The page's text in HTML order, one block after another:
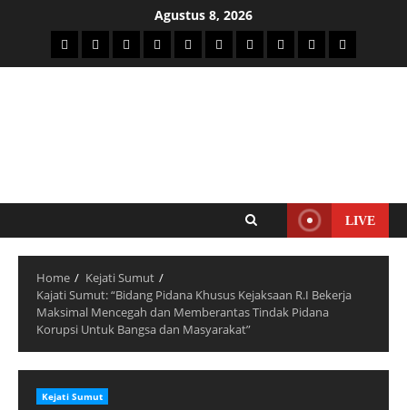
Agustus 8, 2026
LIVE
Home
Kejati Sumut
Kajati Sumut: “Bidang Pidana Khusus Kejaksaan R.I Bekerja
Maksimal Mencegah dan Memberantas Tindak Pidana
Korupsi Untuk Bangsa dan Masyarakat”
Kejati Sumut